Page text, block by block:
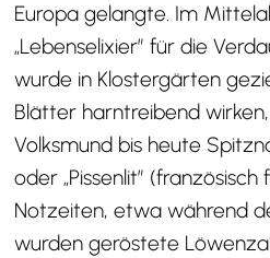
Europa gelangte. Im
„Lebenselixier” für die
wurde in Klostergärten
Blätter harntreibend
Volksmund bis heute
oder „Pissenlit” (französisch
Notzeiten, etwa während
wurden geröstete